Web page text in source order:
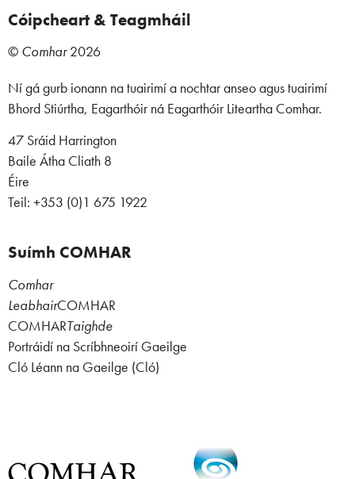
Cóipcheart & Teagmháil
© Comhar2026
Ní gá gurb ionann na tuairimí a nochtar anseo agus tuairimí
Bhord Stiúrtha, Eagarthóir ná Eagarthóir Liteartha Comhar.
47 Sráid Harrington
Baile Átha Cliath 8
Éire
Teil: +353 (0)1 675 1922
Suímh COMHAR
Comhar
LeabhairCOMHAR
COMHARTaighde
Portráidí na Scríbhneoirí Gaeilge
Cló Léann na Gaeilge (Cló)